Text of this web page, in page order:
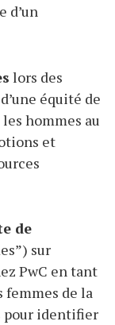
d’un
lors des
équité de
hommes au
et
de
sur
PwC en tant
femmes de la
pour identifier